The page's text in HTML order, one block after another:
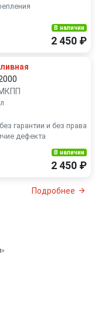
В наличии
2 450 ₽
гарантии и без права
дефекта
В наличии
2 450 ₽
Подробнее
»